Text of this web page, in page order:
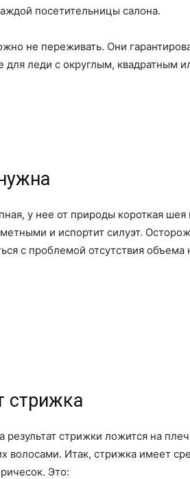
посетительницы салона.
не переживать. Они
леди с округлым, квадратным
у нее от природы короткая
и испортит силуэт.
с проблемой отсутствия объема
стрижка
результат стрижки ложится на
волосами. Итак, стрижка имеет
Это: